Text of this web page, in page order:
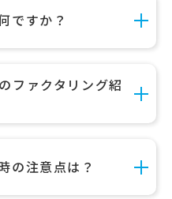
ですか？
ファクタリング紹
の注意点は？